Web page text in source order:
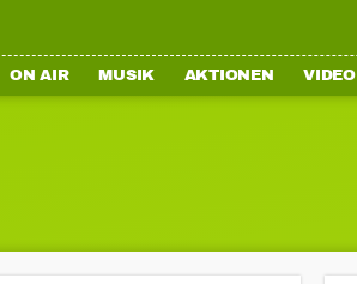
ON AIR MUSIK AKTIONEN VIDEO